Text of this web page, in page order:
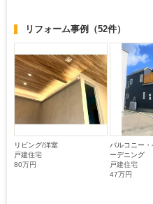
リフォーム事例 （52件）
リビング/洋室
戸建住宅
80万円
バルコニー
ーデニング
戸建住宅
47万円